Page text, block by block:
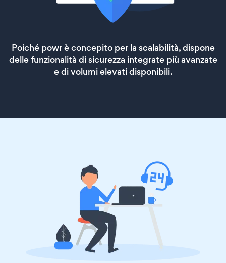
Poiché powr è concepito per la scalabilità, dispone
delle funzionalità di sicurezza integrate più avanzate
e di volumi elevati disponibili.